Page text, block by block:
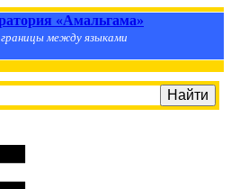
«Амальгама»
между языками